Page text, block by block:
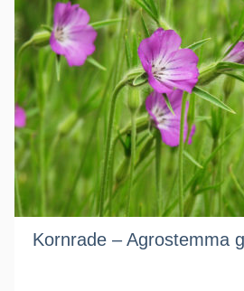
Kornrade – Agrostemma